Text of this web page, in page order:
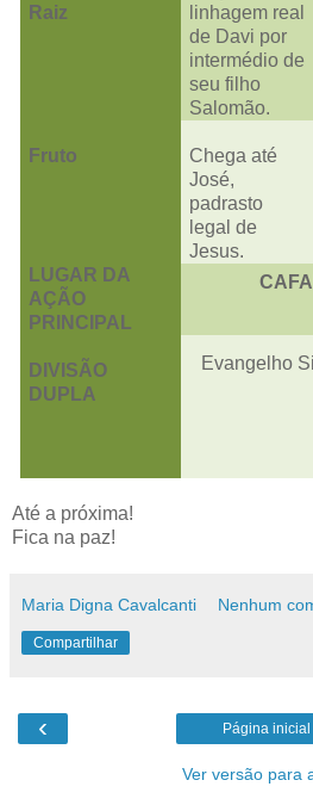
Raiz
linhagem real
de Davi por
intermédio de
seu filho
Salomão.
Fruto
Chega até
José,
padrasto
legal de
Jesus.
LUGAR DA
AÇÃO
PRINCIPAL
DIVISÃO
DUPLA
Evangelho
Até a próxima!
Fica na paz!
Maria Digna Cavalcanti Nenhum
Compartilhar
‹ Página inicial
Ver versão para